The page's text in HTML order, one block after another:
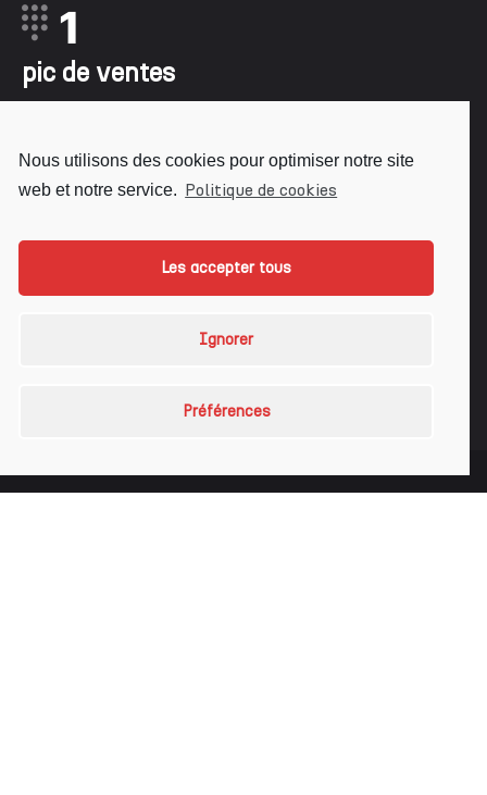
Nous utilisons des cookies pour optimiser notre site
web et notre service. Politique de cookies
Les accepter tous
Ignorer
Préférences
1
pic de ventes
récompenses
Grand Prix Or Top Com 2025